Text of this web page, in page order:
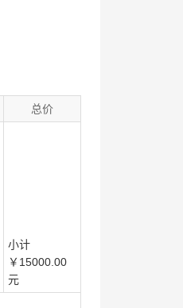
总价
小计
￥ 15000.00
元